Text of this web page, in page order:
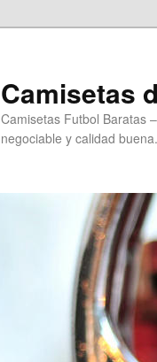
Camisetas
Camisetas Futbol Baratas
negociable y calidad